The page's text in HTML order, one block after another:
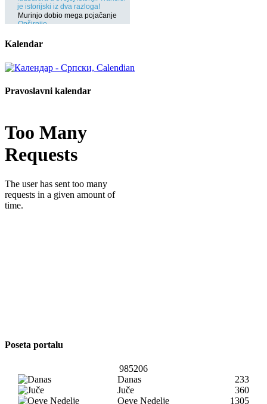
Kalendar
Pravoslavni kalendar
Poseta portalu
985206
Danas
233
Juče
360
Oeve Nedelje
1305